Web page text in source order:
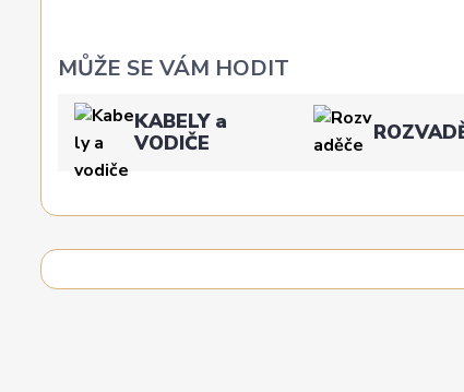
MŮŽE SE VÁM HODIT
KABELY a
VODIČE